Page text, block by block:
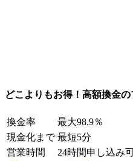
どこよりもお得！高額換金
換金率
最大98.9％
現金化まで 最短5分
営業時間
24時間申し込み